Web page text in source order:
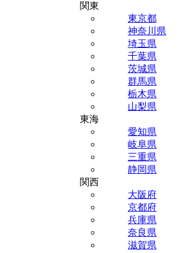
関東
東京都
神奈川県
埼玉県
千葉県
茨城県
群馬県
栃木県
山梨県
東海
愛知県
岐阜県
三重県
静岡県
関西
大阪府
京都府
兵庫県
奈良県
滋賀県